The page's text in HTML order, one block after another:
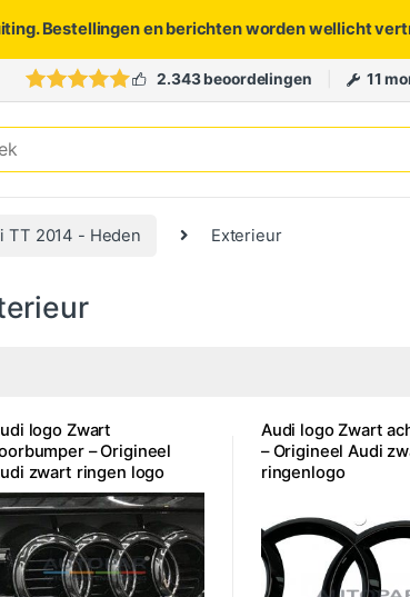
Bestellingen en berichten worden wellicht
2.343 beoordelingen 11
for:
TT 2014 - Heden Exterieur
logo Zwart
– Origineel
zwart ringen logo
Audi logo Zwart
– Origineel Audi
ringenlogo